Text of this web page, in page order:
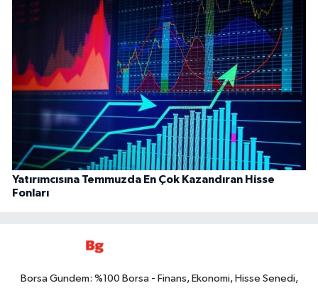
Yatırımcısına Temmuzda En Çok Kazandıran Hisse
Fonları
Borsa Gundem: %100 Borsa - Finans, Ekonomi, Hisse Senedi,